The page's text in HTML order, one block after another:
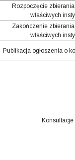
Rozpoczęcie
właściwych
Zakończenie
właściwych
Publikacja ogłoszenia o
Konsultacje